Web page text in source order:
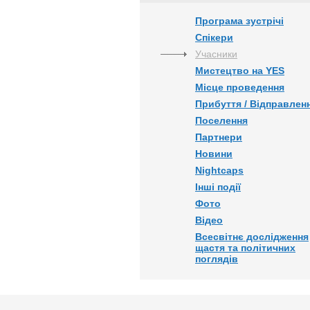
Програма зустрічі
Спікери
Учасники
Мистецтво на YES
Місце проведення
Прибуття /
Поселення
Партнери
Новини
Nightcaps
Інші події
Фото
Відео
Всесвітнє дослідження
щастя та політичних
поглядів